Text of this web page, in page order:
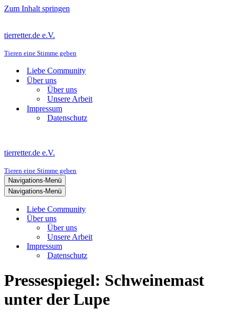
Zum Inhalt springen
tierretter.de e.V.
Tieren eine Stimme geben
Liebe Community
Über uns
Über uns
Unsere Arbeit
Impressum
Datenschutz
tierretter.de e.V.
Tieren eine Stimme geben
Navigations-Menü
Navigations-Menü
Liebe Community
Über uns
Über uns
Unsere Arbeit
Impressum
Datenschutz
Pressespiegel: Schweinemast
unter der Lupe